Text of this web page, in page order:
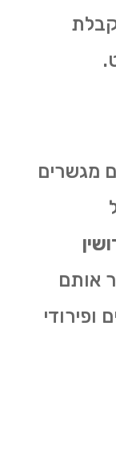
מגשרים
אותם
ופירודי